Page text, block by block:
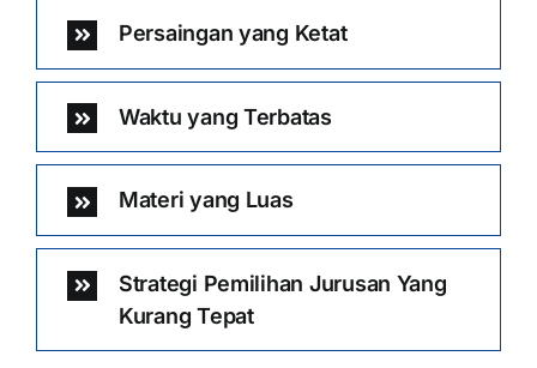
Persaingan yang Ketat
Waktu yang Terbatas
Materi yang Luas
Strategi Pemilihan Jurusan Yang
Kurang Tepat